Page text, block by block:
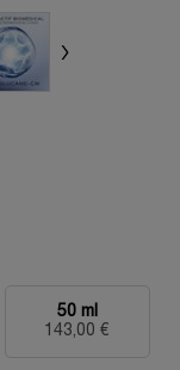
Sélectionné
50 ml
143,00 €
, 3 of 5